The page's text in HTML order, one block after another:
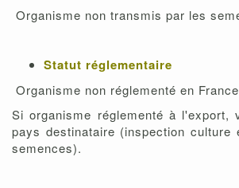
Organisme non transmis par les
Statut réglementaire
Organisme non réglementé en
Si organisme réglementé à l'export,
pays destinataire (inspection culture
semences).